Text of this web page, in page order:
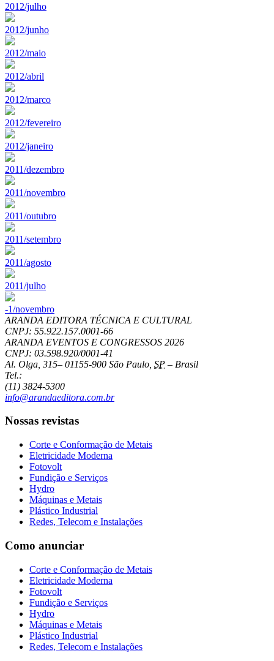
2012/julho
2012/junho
2012/maio
2012/abril
2012/marco
2012/fevereiro
2012/janeiro
2011/dezembro
2011/novembro
2011/outubro
2011/setembro
2011/agosto
2011/julho
-1/novembro
ARANDA EDITORA TÉCNICA E CULTURAL
CNPJ: 55.922.157.0001-66
ARANDA EVENTOS E CONGRESSOS 2026
CNPJ: 03.598.920/0001-41
Al. Olga, 315– 01155-900 São Paulo SP – Brasil
Tel.:
(11) 3824-5300
info@arandaeditora.com.br
Nossas revistas
Corte e Conformação de Metais
Eletricidade Moderna
Fotovolt
Fundição e Serviços
Hydro
Máquinas e Metais
Plástico Industrial
Redes, Telecom e Instalações
Como anunciar
Corte e Conformação de Metais
Eletricidade Moderna
Fotovolt
Fundição e Serviços
Hydro
Máquinas e Metais
Plástico Industrial
Redes, Telecom e Instalações